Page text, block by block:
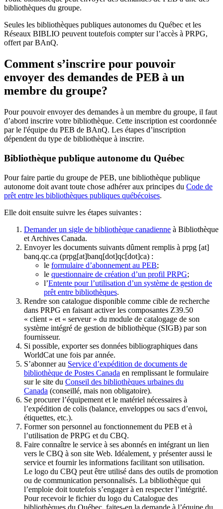
bibliothèques du groupe.
Seules les bibliothèques publiques autonomes du Québec et les
Réseaux BIBLIO peuvent toutefois compter sur l’accès à PRPG,
offert par BAnQ.
Comment s’inscrire pour pouvoir
envoyer des demandes de PEB à un
membre du groupe?
Pour pouvoir envoyer des demandes à un membre du groupe, il faut
d’abord inscrire votre bibliothèque. Cette inscription est coordonnée
par le l'équipe du PEB de BAnQ. Les étapes d’inscription
dépendent du type de bibliothèque à inscrire.
Bibliothèque publique autonome du Québec
Pour faire partie du groupe de PEB, une bibliothèque publique
autonome doit avant toute chose adhérer aux principes du Code de
prêt entre les bibliothèques publiques québécoises.
Elle doit ensuite suivre les étapes suivantes :
Demander un sigle de bibliothèque canadienne à Bibliothèque
et Archives Canada.
Envoyer les documents suivants dûment remplis à prpg [at]
banq.qc.ca (prpg[at]banq[dot]qc[dot]ca) :
le formulaire d’abonnement au PEB;
le questionnaire de création d’un profil PRPG;
l’Entente pour l’utilisation d’un système de gestion de
prêt entre bibliothèques.
Rendre son catalogue disponible comme cible de recherche
dans PRPG en faisant activer les composantes Z39.50
« client » et « serveur » du module de catalogage de son
système intégré de gestion de bibliothèque (SIGB) par son
fournisseur.
Si possible, exporter ses données bibliographiques dans
WorldCat une fois par année.
S’abonner au Service d’expédition de documents de
bibliothèque de Postes Canada en remplissant le formulaire
sur le site du Conseil des bibliothèques urbaines du
Canada (conseillé, mais non obligatoire).
Se procurer l’équipement et le matériel nécessaires à
l’expédition de colis (balance, enveloppes ou sacs d’envoi,
étiquettes, etc.).
Former son personnel au fonctionnement du PEB et à
l’utilisation de PRPG et du CBQ.
Faire connaître le service à ses abonnés en intégrant un lien
vers le CBQ à son site Web. Idéalement, y présenter aussi le
service et fournir les informations facilitant son utilisation.
Le logo du CBQ peut être utilisé dans des outils de promotion
ou de communication personnalisés. La bibliothèque qui
l’emploie doit toutefois s’engager à en respecter l’intégrité.
Pour recevoir le fichier du logo du Catalogue des
bibliothèques du Québec, faites-en la demande à l’équipe du